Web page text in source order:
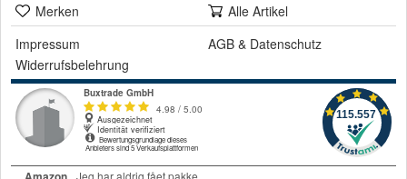
Merken
Alle Artikel
Impressum
AGB & Datenschutz
Widerrufsbelehrung